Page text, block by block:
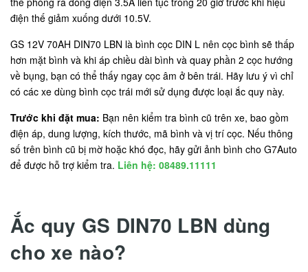
điện thế giảm xuống dưới 10.5V.
GS 12V 70AH DIN70 LBN là bình cọc DIN L nên cọc bình sẽ thấp
hơn mặt bình và khi áp chiều dài bình và quay phần 2 cọc hướng
về bụng, bạn có thể thấy ngay cọc âm ở bên trái. Hãy lưu ý vì chỉ
có các xe dùng bình cọc trái mới sử dụng được loại ắc quy này.
Trước khi đặt mua: Bạn nên kiểm tra bình cũ trên xe, bao gồm
điện áp, dung lượng, kích thước, mã bình và vị trí cọc. Nếu thông
số trên bình cũ bị mờ hoặc khó đọc, hãy gửi ảnh bình cho G7Auto
để được hỗ trợ kiểm tra. Liên hệ: 08489.11111
Ắc quy GS DIN70 LBN dùng
cho xe nào?